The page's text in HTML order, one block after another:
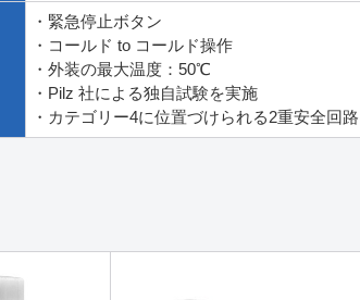
・緊急停止ボタン
・コールド to コールド操作
・外装の最大温度：50℃
・Pilz 社による独自試験を実施
・カテゴリー4に位置づけられる2重安全回路